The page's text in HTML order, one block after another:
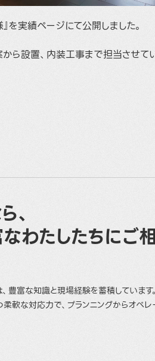
を実績ページにて公開しました。
設置、内装工事まで担当させて
、
わたしたちにご
豊富な知識と現場経験を蓄積しています。
軟な対応力で、プランニングからオペレ